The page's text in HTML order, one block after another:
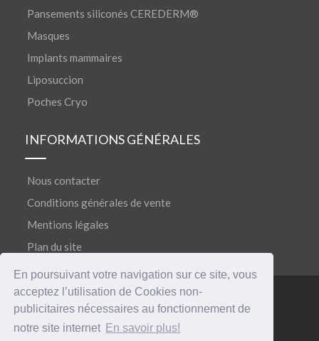
En poursuivant votre navigation sur ce site, vous
acceptez l’utilisation de Cookies non-
publicitaires nécessaires au fonctionnement de
notre site internet En savoir plus!
Pansements siliconés CEREDERM®
Masques
Implants mammaires
Liposuccion
Poches Cryo
INFORMATIONS GÉNÉRALES
Nous contacter
Conditions générales de vente
Mentions légales
Plan du site
Copyright 2018©CERECARE® • Tous droits réservés